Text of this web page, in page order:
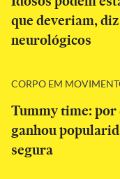
que deveriam,
neurológicos
CORPO EM
Tummy time: por
ganhou
segura